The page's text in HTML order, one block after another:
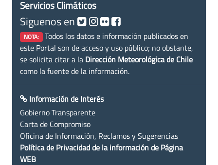
Servicios Climáticos
Siguenos en
NOTA: Todos los datos e información publicados en
este Portal son de acceso y uso público; no obstante,
se solicita citar a la Dirección Meteorológica de Chile
como la fuente de la información.
Información de Interés
Gobierno Transparente
Carta de Compromiso
Oficina de Información, Reclamos y Sugerencias
Política de Privacidad de la información de Página
WEB